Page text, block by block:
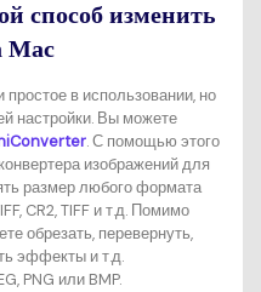
способ изменить
Mac
в использовании, но
настройки. Вы можете
. С помощью этого
изображений для
размер любого формата
CR2, TIFF и т.д. Помимо
обрезать, перевернуть,
эффекты и т.д.
PNG или BMP.